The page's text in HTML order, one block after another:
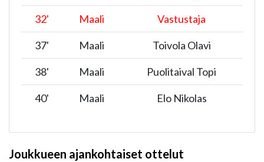
32' Maali Vastustaja
37' Maali Toivola Olavi
38' Maali Puolitaival Topi
40' Maali Elo Nikolas
Joukkueen ajankohtaiset ottelut